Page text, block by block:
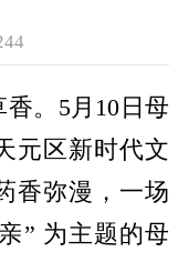
。5月10日母
元区新时代文
香弥漫，一场
” 为主题的母